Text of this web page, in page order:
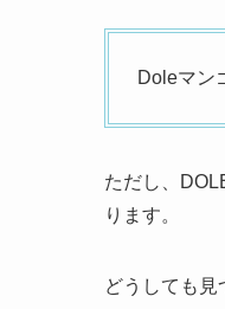
Doleマン
ただし、
ります。
どうしても見